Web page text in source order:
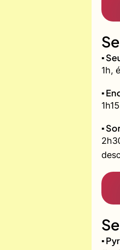
▪️
1h,
▪️
▪️
▪️